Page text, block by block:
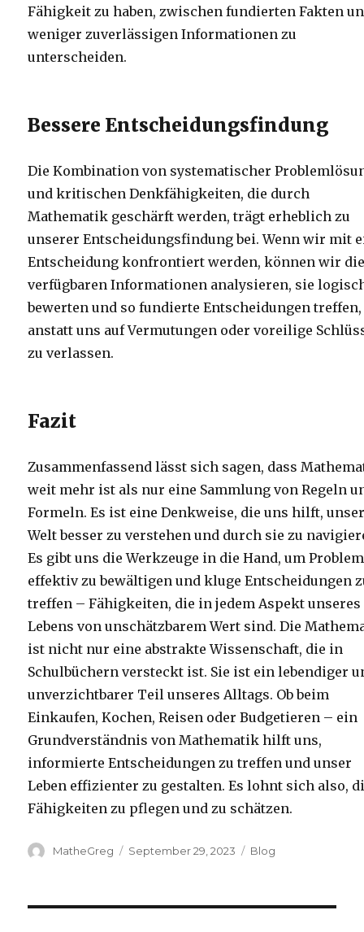
Fähigkeit zu haben, zwischen fundierten Fakten
weniger zuverlässigen Informationen zu
unterscheiden.
Bessere Entscheidungsfindung
Die Kombination von systematischer
und kritischen Denkfähigkeiten, die durch
Mathematik geschärft werden, trägt erheblich zu
unserer Entscheidungsfindung bei. Wenn wir mit
Entscheidung konfrontiert werden, können wir
verfügbaren Informationen analysieren, sie
bewerten und so fundierte Entscheidungen treffen,
anstatt uns auf Vermutungen oder voreilige
zu verlassen.
Fazit
Zusammenfassend lässt sich sagen, dass
weit mehr ist als nur eine Sammlung von Regeln
Formeln. Es ist eine Denkweise, die uns hilft,
Welt besser zu verstehen und durch sie zu
Es gibt uns die Werkzeuge in die Hand, um
effektiv zu bewältigen und kluge Entscheidungen
treffen – Fähigkeiten, die in jedem Aspekt unseres
Lebens von unschätzbarem Wert sind. Die
ist nicht nur eine abstrakte Wissenschaft, die in
Schulbüchern versteckt ist. Sie ist ein lebendiger
unverzichtbarer Teil unseres Alltags. Ob beim
Einkaufen, Kochen, Reisen oder Budgetieren – ein
Grundverständnis von Mathematik hilft uns,
informierte Entscheidungen zu treffen und unser
Leben effizienter zu gestalten. Es lohnt sich also,
Fähigkeiten zu pflegen und zu schätzen.
Autor
MatheGreg
Veröffentlicht
September 29, 2023 Kategorien
Blog